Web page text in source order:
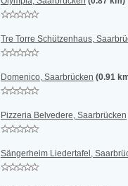
Tre Torre Schützenhaus,
Domenico, Saarbrücken (0.91
Pizzeria Belvedere, Saarbrücken
Sängerheim Liedertafel,